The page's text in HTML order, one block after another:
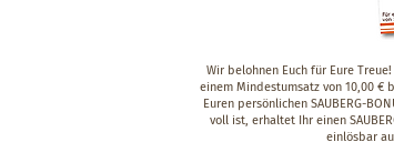
Wir belohnen Euch für Eure
einem Mindestumsatz von 10,00 €
Euren persönlichen SAUBERG-
voll ist, erhaltet Ihr einen
einlösbar